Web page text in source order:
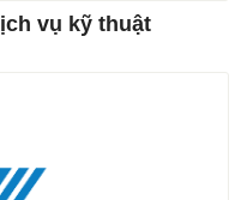
vụ kỹ thuật